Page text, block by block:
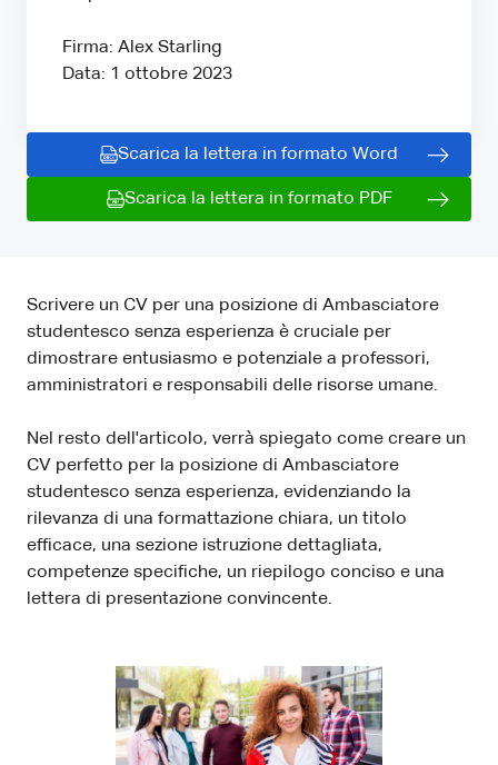
Firma: Alex Starling
Data: 1 ottobre 2023
Scarica la lettera in formato Word
Scarica la lettera in formato PDF
Scrivere un CV per una posizione di Ambasciatore
studentesco senza esperienza è cruciale per
dimostrare entusiasmo e potenziale a professori,
amministratori e responsabili delle risorse umane.
Nel resto dell'articolo, verrà spiegato come creare un
CV perfetto per la posizione di Ambasciatore
studentesco senza esperienza, evidenziando la
rilevanza di una formattazione chiara, un titolo
efficace, una sezione istruzione dettagliata,
competenze specifiche, un riepilogo conciso e una
lettera di presentazione convincente.